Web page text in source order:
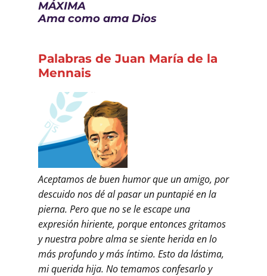
MÁXIMA
Ama como ama Dios
Palabras de Juan María de la
Mennais
Aceptamos de buen humor que un amigo, por
descuido nos dé al pasar un puntapié en la
pierna. Pero que no se le escape una
expresión hiriente, porque entonces gritamos
y nuestra pobre alma se siente herida en lo
más profundo y más íntimo. Esto da lástima,
mi querida hija. No temamos confesarlo y